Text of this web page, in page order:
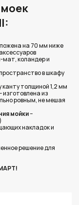
на 70 мм ниже
мат, коландер и
в шкафу
толщиной 1,2 мм
изготовлена из
ровным, не мешая
мойки–
накладок и
решение для